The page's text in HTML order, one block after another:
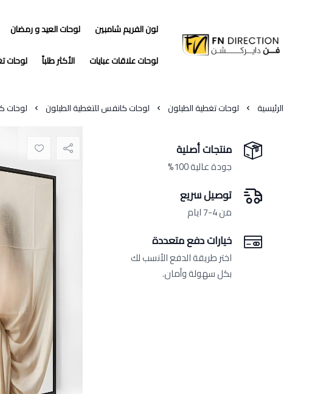
فن دايركشن
لون الفريم شامبين لوحات العيد و رمضان
لوحات علاقات عبايات
الأكثر طلباً لوحات
الرئيسية لوحات تغطية الطبلون لوحات كانفس للتغطية الطبلون لوحات
منتجات أصلية
جودة عالية 100%
توصيل سريع
من 4-7 ايام
خيارات دفع متعددة
اختر طريقة الدفع الأنسب لك
بكل سهولة وأمان.